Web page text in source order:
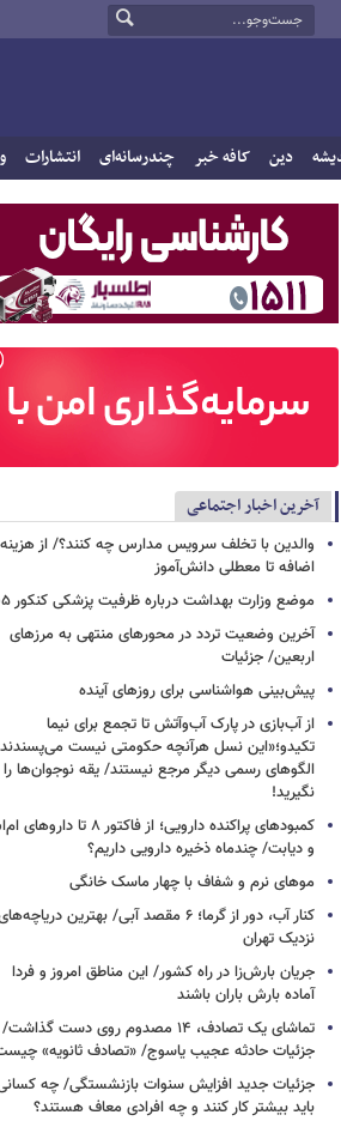
دین کافه خبر چندرسانه‌ای انتشارات
آخرین اخبار اجتماعی
والدین با تخلف سرویس مدارس چه کنند؟/ از هزینه
اضافه تا معطلی دانش‌آموز
موضع وزارت بهداشت درباره ظرفیت پزشکی کنکور ۱۴۰۵
آخرین وضعیت تردد در محورهای منتهی به مرزهای
اربعین/ جزئیات
پیش‌بینی هواشناسی برای روزهای آینده
از آب‌بازی در پارک آب‌وآتش تا تجمع برای نیما
تکیدو؛«این نسل هرآنچه حکومتی نیست
الگوهای رسمی دیگر مرجع نیستند/ یقه نوجوان‌ها را
نگیرید!
کمبودهای پراکنده دارویی؛ از فاکتور ۸ تا
و دیابت/ چندماه ذخیره دارویی داریم؟
موهای نرم و شفاف با چهار ماسک خانگی
کنار آب، دور از گرما؛ ۶ مقصد آبی/ بهترین
نزدیک تهران
جریان بارش‌زا در راه کشور/ این مناطق امروز و فردا
آماده بارش باران باشند
تماشای یک تصادف، ۱۴ مصدوم روی دست گذاشت/
جزئیات حادثه عجیب یاسوج/ «تصادف ثانویه»
جزئیات جدید افزایش سنوات بازنشستگی/ چه
باید بیشتر کار کنند و چه افرادی معاف هستند؟